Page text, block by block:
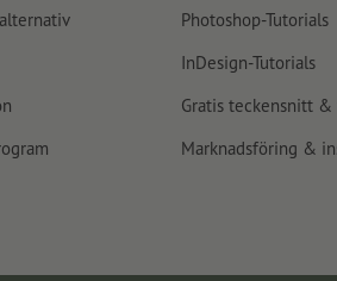
Photoshop-Tutorials
InDesign-Tutorials
Gratis teckensnitt
Marknadsföring &